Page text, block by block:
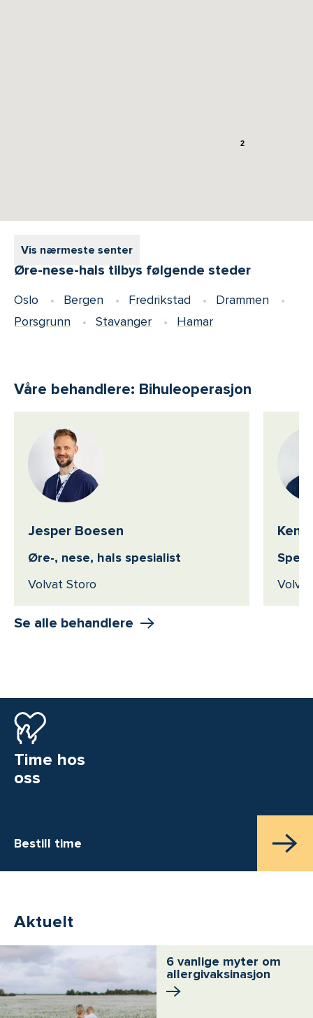
Vis nærmeste senter
2
Øre-nese-hals tilbys følgende steder
Oslo Bergen Fredrikstad
Drammen
Porsgrunn
Stavanger Hamar
Våre behandlere: Bihuleoperasjon
Jesper Boesen
Øre-, nese, hals spesialist
Volvat Storo
Ken
Se alle behandlere
Time hos
oss
Bestill time
Aktuelt
6 vanlige myter om
allergivaksinasjon